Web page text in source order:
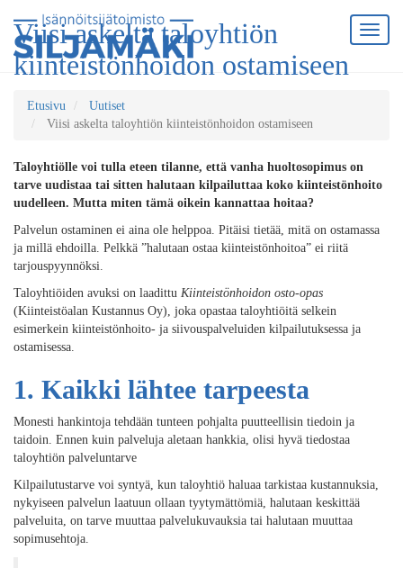
Viisi askelta taloyhtiön
kiinteistönhoidon ostamiseen
Etusivu
Uutiset
Viisi askelta taloyhtiön kiinteistönhoidon ostamiseen
Taloyhtiölle voi tulla eteen tilanne, että vanha huoltosopimus on
tarve uudistaa tai sitten halutaan kilpailuttaa koko kiinteistönhoito
uudelleen. Mutta miten tämä oikein kannattaa hoitaa?
Palvelun ostaminen ei aina ole helppoa. Pitäisi tietää, mitä on ostamassa
ja millä ehdoilla. Pelkkä ”halutaan ostaa kiinteistönhoitoa” ei riitä
tarjouspyynnöksi.
Taloyhtiöiden avuksi on laadittu Kiinteistönhoidon osto-opas
(Kiinteistöalan Kustannus Oy), joka opastaa taloyhtiöitä selkein
esimerkein kiinteistönhoito- ja siivouspalveluiden kilpailutuksessa ja
ostamisessa.
1. Kaikki lähtee tarpeesta
Monesti hankintoja tehdään tunteen pohjalta puutteellisin tiedoin ja
taidoin. Ennen kuin palveluja aletaan hankkia, olisi hyvä tiedostaa
taloyhtiön palveluntarve
Kilpailutustarve voi syntyä, kun taloyhtiö haluaa tarkistaa kustannuksia,
nykyiseen palvelun laatuun ollaan tyytymättömiä, halutaan keskittää
palveluita, on tarve muuttaa palvelukuvauksia tai halutaan muuttaa
sopimusehtoja.